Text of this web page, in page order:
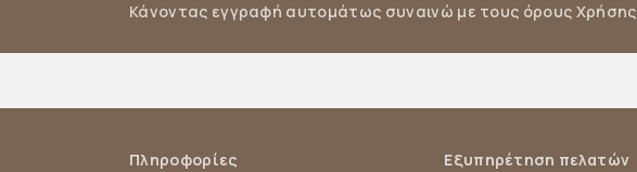
Κάνοντας εγγραφή αυτομάτως συναινώ με τους όρους Χρήσης
Πληροφορίες Εξυπηρέτηση πελατών